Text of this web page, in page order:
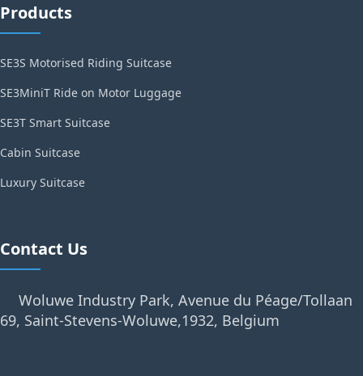
Products
SE3S Motorised Riding Suitcase
SE3MiniT Ride on Motor Luggage
SE3T Smart Suitcase
Cabin Suitcase
Luxury Suitcase
Contact Us
Woluwe Industry Park, Avenue du Péage/Tollaan
69, Saint-Stevens-Woluwe,1932, Belgium